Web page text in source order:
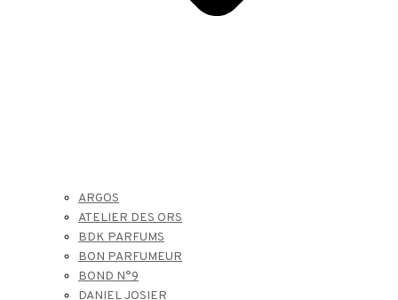
ARGOS
ATELIER DES ORS
BDK PARFUMS
BON PARFUMEUR
BOND N°9
DANIEL JOSIER